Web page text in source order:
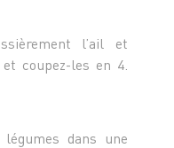
l’ail et
coupez-les en 4.
dans une